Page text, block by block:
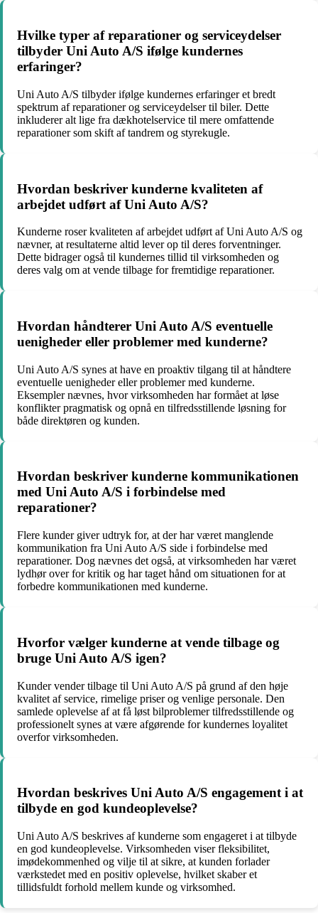
Hvilke typer af reparationer og serviceydelser
tilbyder Uni Auto A/S ifølge kundernes
erfaringer?
Uni Auto A/S tilbyder ifølge kundernes erfaringer et bredt
spektrum af reparationer og serviceydelser til biler. Dette
inkluderer alt lige fra dækhotelservice til mere omfattende
reparationer som skift af tandrem og styrekugle.
Hvordan beskriver kunderne kvaliteten af
arbejdet udført af Uni Auto A/S?
Kunderne roser kvaliteten af arbejdet udført af Uni Auto A/S og
nævner, at resultaterne altid lever op til deres forventninger.
Dette bidrager også til kundernes tillid til virksomheden og
deres valg om at vende tilbage for fremtidige reparationer.
Hvordan håndterer Uni Auto A/S eventuelle
uenigheder eller problemer med kunderne?
Uni Auto A/S synes at have en proaktiv tilgang til at håndtere
eventuelle uenigheder eller problemer med kunderne.
Eksempler nævnes, hvor virksomheden har formået at løse
konflikter pragmatisk og opnå en tilfredsstillende løsning for
både direktøren og kunden.
Hvordan beskriver kunderne kommunikationen
med Uni Auto A/S i forbindelse med
reparationer?
Flere kunder giver udtryk for, at der har været manglende
kommunikation fra Uni Auto A/S side i forbindelse med
reparationer. Dog nævnes det også, at virksomheden har været
lydhør over for kritik og har taget hånd om situationen for at
forbedre kommunikationen med kunderne.
Hvorfor vælger kunderne at vende tilbage og
bruge Uni Auto A/S igen?
Kunder vender tilbage til Uni Auto A/S på grund af den høje
kvalitet af service, rimelige priser og venlige personale. Den
samlede oplevelse af at få løst bilproblemer tilfredsstillende og
professionelt synes at være afgørende for kundernes loyalitet
overfor virksomheden.
Hvordan beskrives Uni Auto A/S engagement i at
tilbyde en god kundeoplevelse?
Uni Auto A/S beskrives af kunderne som engageret i at tilbyde
en god kundeoplevelse. Virksomheden viser fleksibilitet,
imødekommenhed og vilje til at sikre, at kunden forlader
værkstedet med en positiv oplevelse, hvilket skaber et
tillidsfuldt forhold mellem kunde og virksomhed.